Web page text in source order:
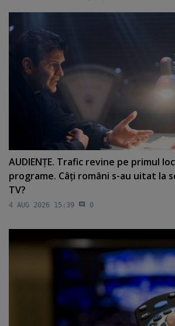
AUDIENŢE. Trafic revine pe primul
programe. Câţi români s-au uitat la
TV?
4 AUG 2026 15:39 0